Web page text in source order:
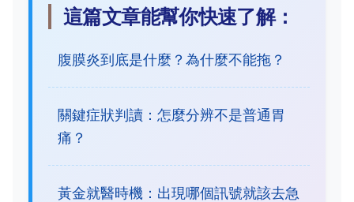
這篇文章能幫你快速了解：
腹膜炎到底是什麼？為什麼不能拖？
關鍵症狀判讀：怎麼分辨不是普通胃
痛？
黃金就醫時機：出現哪個訊號就該去急